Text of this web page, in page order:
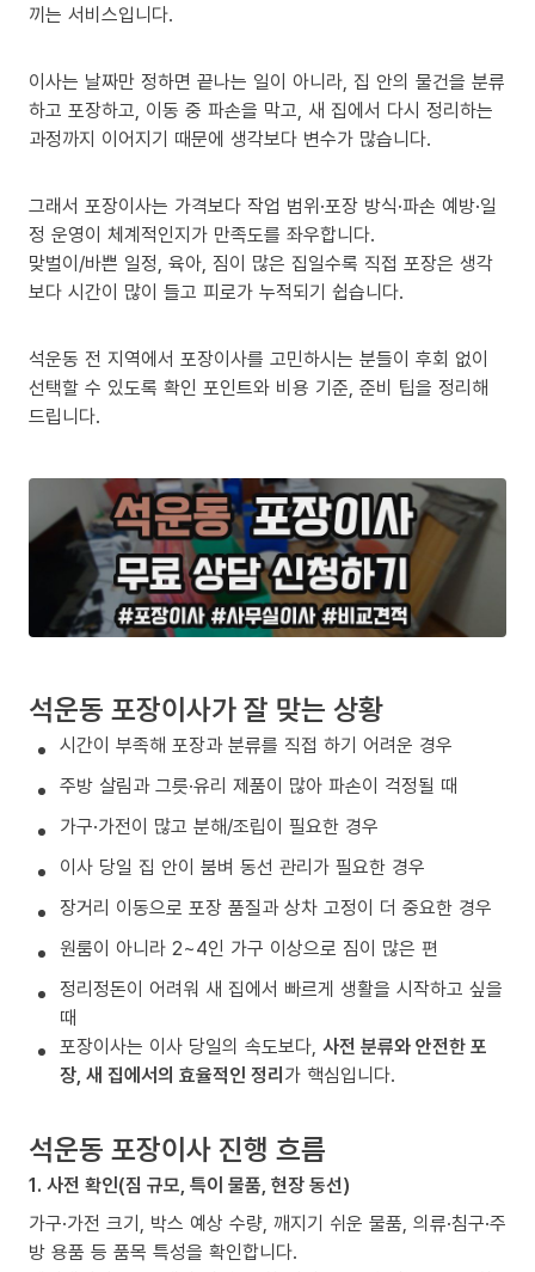
끼는 서비스입니다.
이사는 날짜만 정하면 끝나는 일이 아니라, 집 안의 물건을 분류
하고 포장하고, 이동 중 파손을 막고, 새 집에서 다시 정리하는
과정까지 이어지기 때문에 생각보다 변수가 많습니다.
그래서 포장이사는 가격보다 작업 범위·포장 방식·파손 예방·일
정 운영이 체계적인지가 만족도를 좌우합니다.
맞벌이/바쁜 일정, 육아, 짐이 많은 집일수록 직접 포장은 생각
보다 시간이 많이 들고 피로가 누적되기 쉽습니다.
석운동 전 지역에서 포장이사를 고민하시는 분들이 후회 없이
선택할 수 있도록 확인 포인트와 비용 기준, 준비 팁을 정리해
드립니다.
석운동 포장이사가 잘 맞는 상황
시간이 부족해 포장과 분류를 직접 하기 어려운 경우
주방 살림과 그릇·유리 제품이 많아 파손이 걱정될 때
가구·가전이 많고 분해/조립이 필요한 경우
이사 당일 집 안이 붐벼 동선 관리가 필요한 경우
장거리 이동으로 포장 품질과 상차 고정이 더 중요한 경우
원룸이 아니라 2~4인 가구 이상으로 짐이 많은 편
정리정돈이 어려워 새 집에서 빠르게 생활을 시작하고 싶을
때
포장이사는 이사 당일의 속도보다, 사전 분류와 안전한 포
장, 새 집에서의 효율적인 정리가 핵심입니다.
석운동 포장이사 진행 흐름
1. 사전 확인(짐 규모, 특이 물품, 현장 동선)
가구·가전 크기, 박스 예상 수량, 깨지기 쉬운 물품, 의류·침구·주
방 용품 등 품목 특성을 확인합니다.